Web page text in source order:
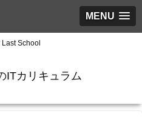
MENU
Last School
ITカリキュラム